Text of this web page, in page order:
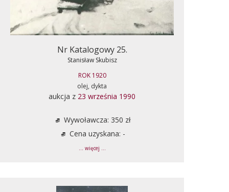
Nr Katalogowy 25.
Stanisław Skubisz
ROK 1920
olej, dykta
aukcja z 23 września 1990
Wywoławcza: 350 zł
Cena uzyskana: -
... więcej ...